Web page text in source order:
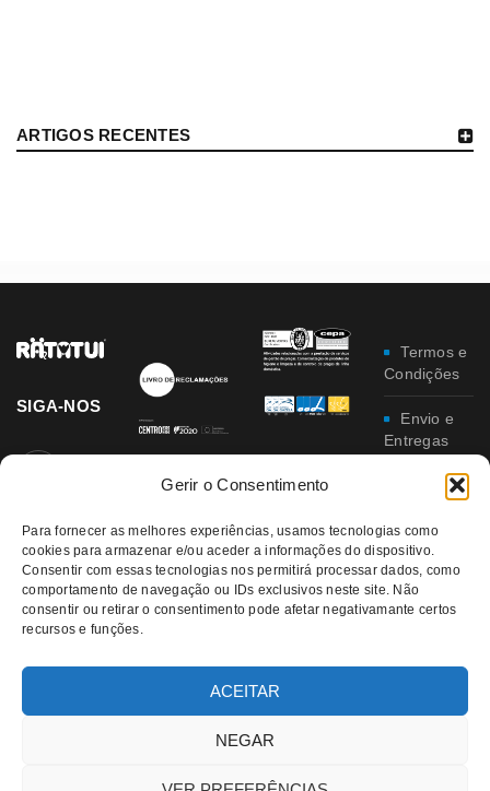
Gerir o Consentimento
Para fornecer as melhores experiências, usamos tecnologias como
cookies para armazenar e/ou aceder a informações do dispositivo.
Consentir com essas tecnologias nos permitirá processar dados, como
comportamento de navegação ou IDs exclusivos neste site. Não
consentir ou retirar o consentimento pode afetar negativamante certos
recursos e funções.
ACEITAR
NEGAR
ARTIGOS RECENTES
SIGA-NOS
Termos e
Condições
Envio e
Entregas
Trocas e
Devoluções
Política
de
Privacidade